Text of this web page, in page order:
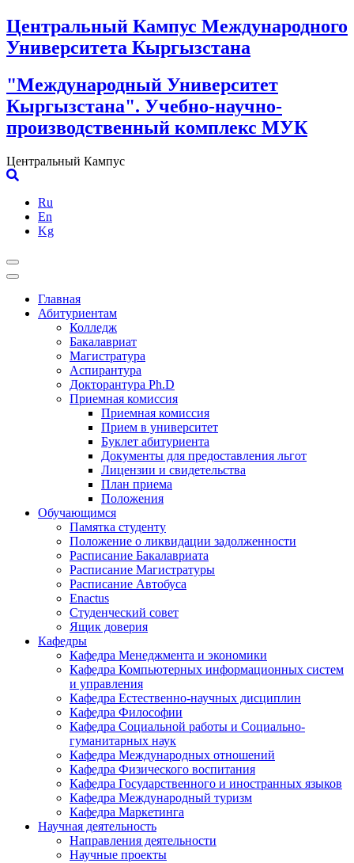
Skip
to
content
Центральный Кампус Международного
Университета Кыргызстана
"Международный Университет
Кыргызстана". Учебно-научно-
производственный комплекс МУК
Центральный Кампус
Ru
En
Kg
Главная
Абитуриентам
Колледж
Бакалавриат
Магистратура
Аспирантура
Докторантура Ph.D
Приемная комиссия
Приемная комиссия
Прием в университет
Буклет абитуриента
Документы для предоставления льгот
Лицензии и свидетельства
План приема
Положения
Обучающимся
Памятка студенту
Положение о ликвидации задолженности
Расписание Бакалавриата
Расписание Магистратуры
Расписание Автобуса
Enactus
Студенческий совет
Ящик доверия
Кафедры
Кафедра Менеджмента и экономики
Кафедра Компьютерных информационных систем
и управления
Кафедра Естественно-научных дисциплин
Кафедра Философии
Кафедра Социальной работы и Социально-
гуманитарных наук
Кафедра Международных отношений
Кафедра Физического воспитания
Кафедра Государственного и иностранных языков
Кафедра Международный туризм
Кафедра Маркетинга
Научная деятельность
Направления деятельности
Научные проекты